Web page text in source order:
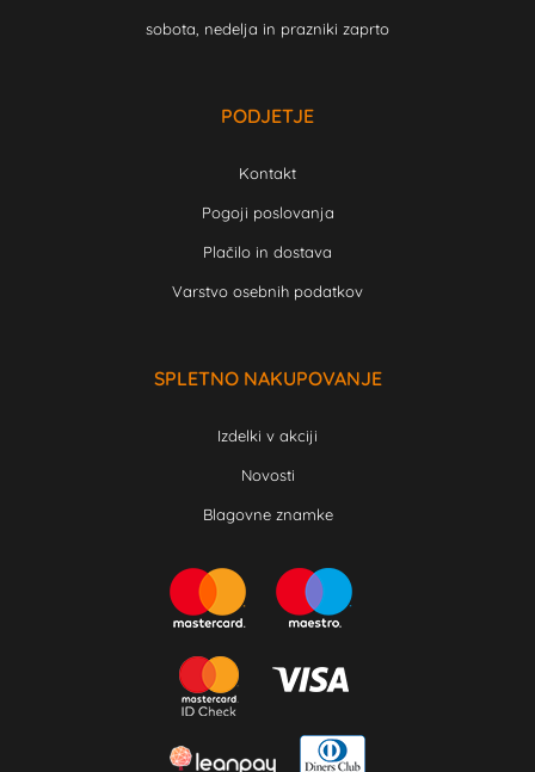
sobota, nedelja in prazniki zaprto
PODJETJE
Kontakt
Pogoji poslovanja
Plačilo in dostava
Varstvo osebnih podatkov
SPLETNO NAKUPOVANJE
Izdelki v akciji
Novosti
Blagovne znamke